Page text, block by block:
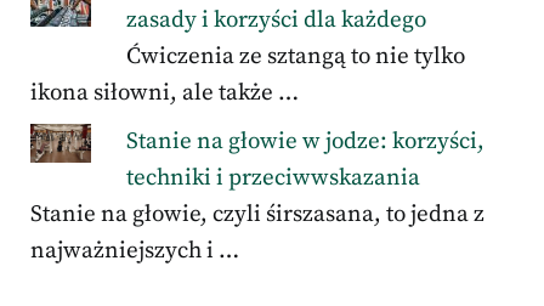
zasady i korzyści dla każdego
Ćwiczenia ze sztangą to nie tylko
ikona siłowni, ale także …
Stanie na głowie w jodze: korzyści,
techniki i przeciwwskazania
Stanie na głowie, czyli śirszasana, to jedna z
najważniejszych i …